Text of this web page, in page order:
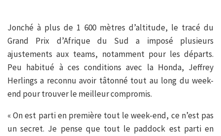
Jonché à plus de 1 600 mètres d’altitude, le tracé du
Grand Prix d’Afrique du Sud a imposé plusieurs
ajustements aux teams, notamment pour les départs.
Peu habitué à ces conditions avec la Honda, Jeffrey
Herlings a reconnu avoir tâtonné tout au long du week-
end pour trouver le meilleur compromis.
« On est parti en première tout le week-end, ce n’est pas
un secret. Je pense que tout le paddock est parti en